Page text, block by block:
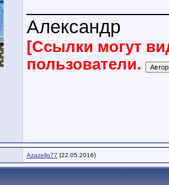
Александр
[Ссылки могут
пользователи.
Azazello77 (22.05.2016)